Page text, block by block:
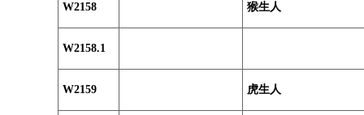
W2158 猴生人
W2158.1
W2159 虎生人